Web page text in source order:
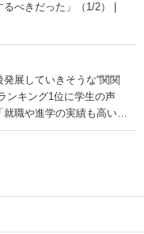
べきだった」（1/2） |
展していきそうな“関関
ンキング1位に学生の声
就職や進学の実績も高い」